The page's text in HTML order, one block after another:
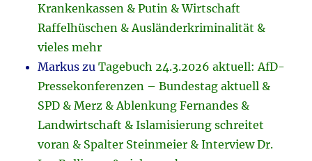
Krankenkassen & Putin & Wirtschaft
Raffelhüschen & Ausländerkriminalität &
vieles mehr
Markus zuTagebuch 24.3.2026 aktuell: AfD-
Pressekonferenzen – Bundestag aktuell &
SPD & Merz & Ablenkung Fernandes &
Landwirtschaft & Islamisierung schreitet
voran & Spalter Steinmeier & Interview Dr.